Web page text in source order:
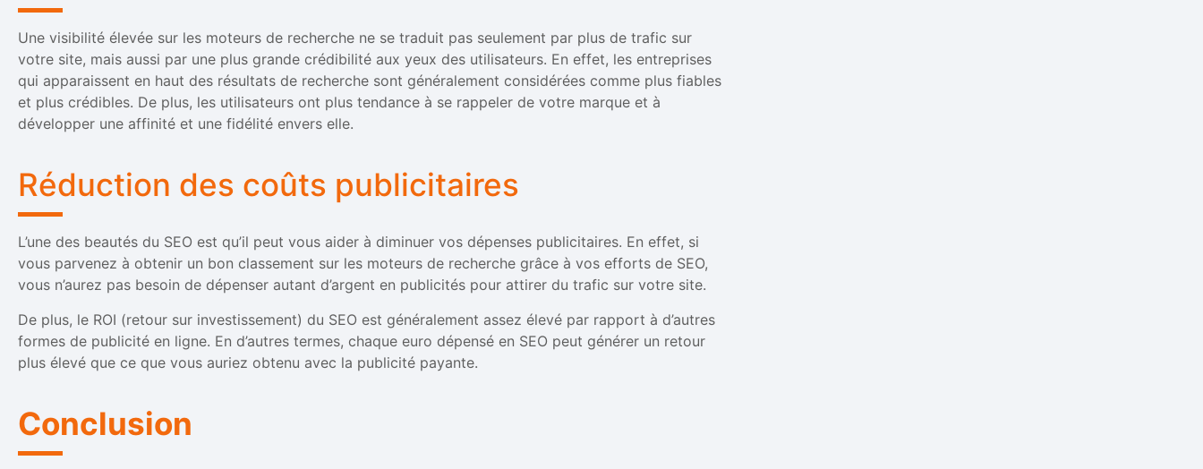
Une visibilité élevée sur les moteurs de recherche ne se traduit pas seulement par plus de trafic sur
votre site, mais aussi par une plus grande crédibilité aux yeux des utilisateurs. En effet, les entreprises
qui apparaissent en haut des résultats de recherche sont généralement considérées comme plus fiables
et plus crédibles. De plus, les utilisateurs ont plus tendance à se rappeler de votre marque et à
développer une affinité et une fidélité envers elle.
Réduction des coûts publicitaires
L’une des beautés du SEO est qu’il peut vous aider à diminuer vos dépenses publicitaires. En effet, si
vous parvenez à obtenir un bon classement sur les moteurs de recherche grâce à vos efforts de SEO,
vous n’aurez pas besoin de dépenser autant d’argent en publicités pour attirer du trafic sur votre site.
De plus, le ROI (retour sur investissement) du SEO est généralement assez élevé par rapport à d’autres
formes de publicité en ligne. En d’autres termes, chaque euro dépensé en SEO peut générer un retour
plus élevé que ce que vous auriez obtenu avec la publicité payante.
Conclusion